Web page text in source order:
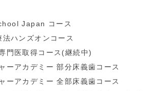
Japan コース
ハンズオンコース
門医取得コース(継続中)
ーアカデミー 部分床義歯コース
ーアカデミー 全部床義歯コース